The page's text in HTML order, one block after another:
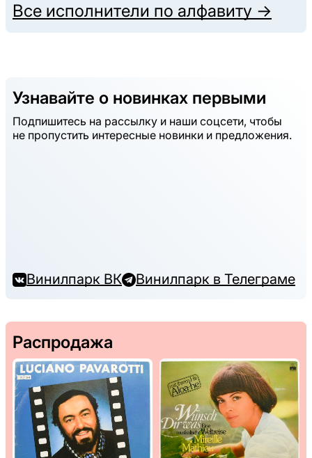
Все исполнители по алфавиту →
Узнавайте о новинках первыми
Подпишитесь на рассылку и наши соцсети, чтобы
не пропустить интересные новинки и предложения.
Винилпарк ВК Винилпарк в Телеграме
Распродажа